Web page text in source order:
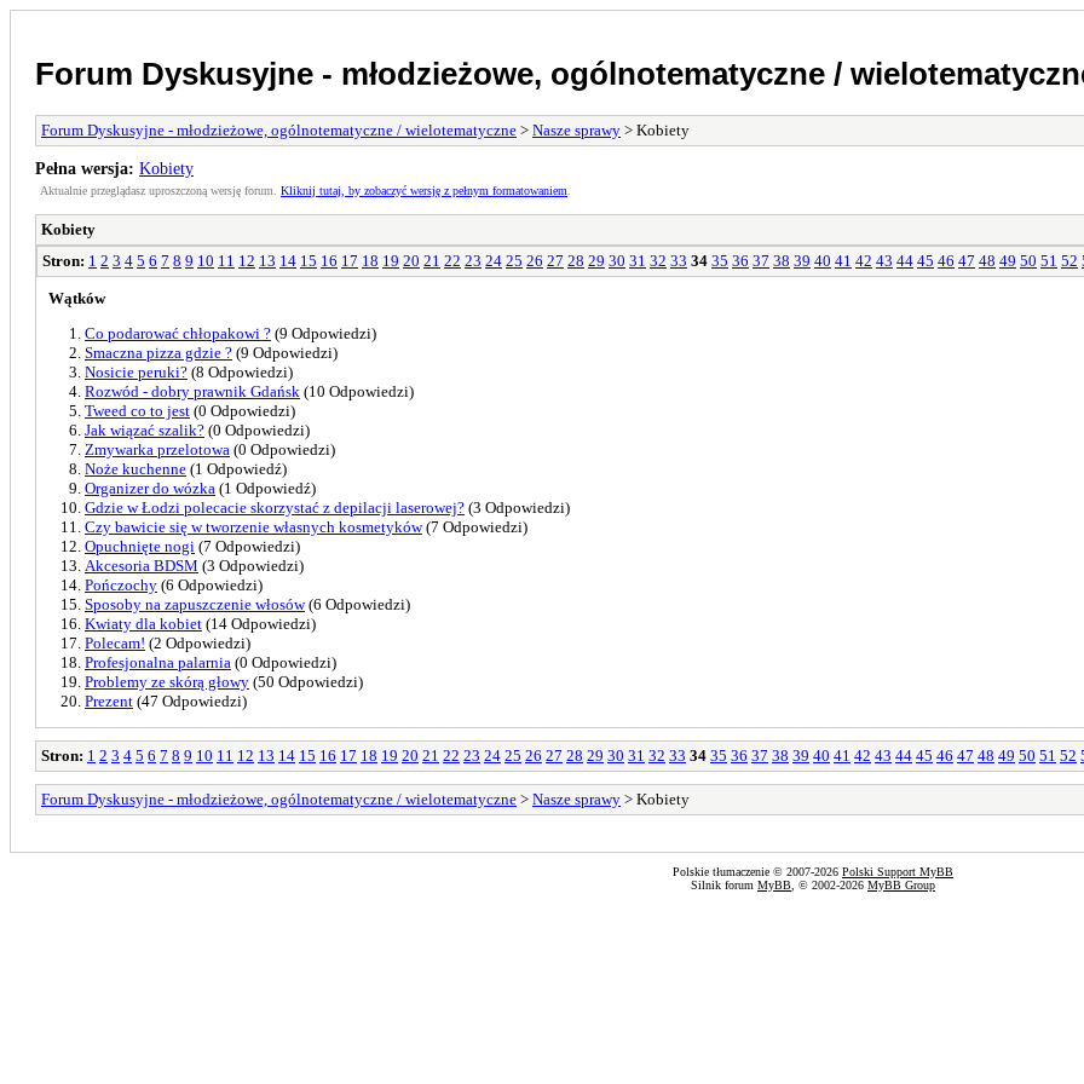
Forum Dyskusyjne - młodzieżowe, ogólnotematyczne /
Forum Dyskusyjne - młodzieżowe, ogólnotematyczne / wielotematyczne > Nasze sprawy > Kobiety
Pełna wersja: Kobiety
Aktualnie przeglądasz uproszczoną wersję forum. Kliknij tutaj, by zobaczyć wersję z pełnym formatowaniem
Kobiety
Stron: 1 2 3 4 5 6 7 8 9 10 11 12 13 14 15 16 17 18 19 20 21 22 23 24 25 26 27 28 29 30 31 32 33 34 35 36 37 38 39 40 41 42 43 44 45 46 47 48 49 50 51 52
Wątków
Co podarować chłopakowi ? (9 Odpowiedzi)
Smaczna pizza gdzie ? (9 Odpowiedzi)
Nosicie peruki? (8 Odpowiedzi)
Rozwód - dobry prawnik Gdańsk (10 Odpowiedzi)
Tweed co to jest (0 Odpowiedzi)
Jak wiązać szalik? (0 Odpowiedzi)
Zmywarka przelotowa (0 Odpowiedzi)
Noże kuchenne (1 Odpowiedź)
Organizer do wózka (1 Odpowiedź)
Gdzie w Łodzi polecacie skorzystać z depilacji laserowej? (3 Odpowiedzi)
Czy bawicie się w tworzenie własnych kosmetyków(7 Odpowiedzi)
Opuchnięte nogi (7 Odpowiedzi)
Akcesoria BDSM (3 Odpowiedzi)
Pończochy (6 Odpowiedzi)
Sposoby na zapuszczenie włosów(6 Odpowiedzi)
Kwiaty dla kobiet (14 Odpowiedzi)
Polecam! (2 Odpowiedzi)
Profesjonalna palarnia (0 Odpowiedzi)
Problemy ze skórą głowy (50 Odpowiedzi)
Prezent (47 Odpowiedzi)
Stron: 1 2 3 4 5 6 7 8 9 10 11 12 13 14 15 16 17 18 19 20 21 22 23 24 25 26 27 28 29 30 31 32 33 34 35 36 37 38 39 40 41 42 43 44 45 46 47 48 49 50 51 52
Forum Dyskusyjne - młodzieżowe, ogólnotematyczne / wielotematyczne > Nasze sprawy > Kobiety
Polskie tłumaczenie © 2007-2026 Polski Support MyBB
Silnik forum MyBB , © 2002-2026 MyBB Group